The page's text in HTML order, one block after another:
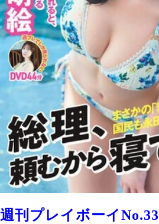
週刊プレイボーイNo.33